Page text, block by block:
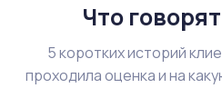
Что
5 коротких историй
проходила оценка и на